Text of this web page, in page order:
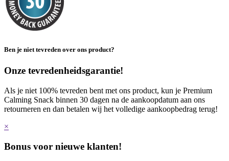
Ben je niet tevreden over ons product?
Onze tevredenheidsgarantie!
Als je niet 100% tevreden bent met ons product, kun je Premium
Calming Snack binnen 30 dagen na de aankoopdatum aan ons
retourneren en dan betalen wij het volledige aankoopbedrag terug!
×
Bonus voor nieuwe klanten!